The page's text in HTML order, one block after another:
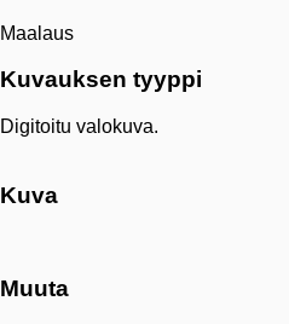
Maalaus
Kuvauksen tyyppi
Digitoitu valokuva.
Kuva
Muuta